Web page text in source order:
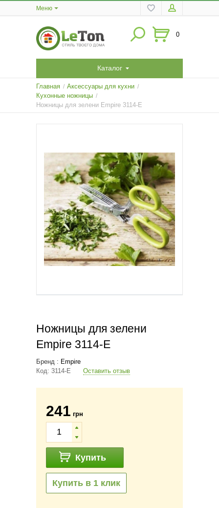
Меню
0
Каталог
Главная / Аксессуары для кухни /
Кухонные ножницы /
Ножницы для зелени Empire 3114-E
Ножницы для зелени
Empire 3114-E
Бренд : Empire
Код: 3114-E Оставить отзыв
241 грн
Купить
Купить в 1 клик